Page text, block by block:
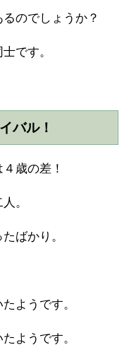
のでしょうか？
です。
バル！
歳の差！
。
ばかり。
ようです。
ようです。